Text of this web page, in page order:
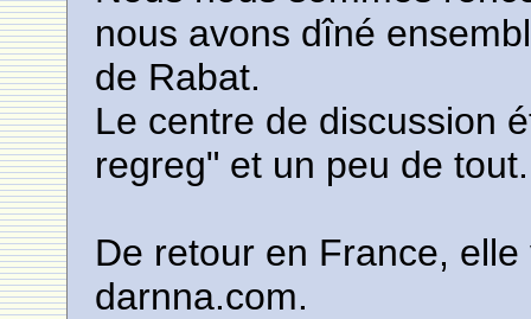
nous avons dîné
de Rabat.
Le centre de discussion
regreg" et un peu de tout.
De retour en France,
darnna.com.